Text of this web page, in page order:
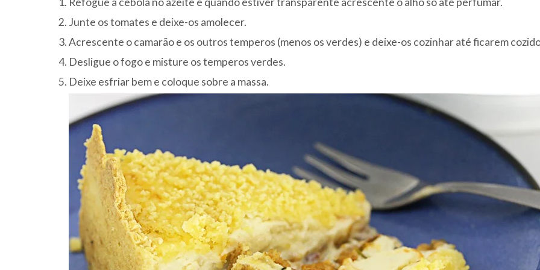
Junte os tomates e deixe-os amolecer.
Acrescente o camarão e os outros temperos (menos os verdes) e deixe-os cozinhar até ficarem
Desligue o fogo e misture os temperos verdes.
Deixe esfriar bem e coloque sobre a massa.